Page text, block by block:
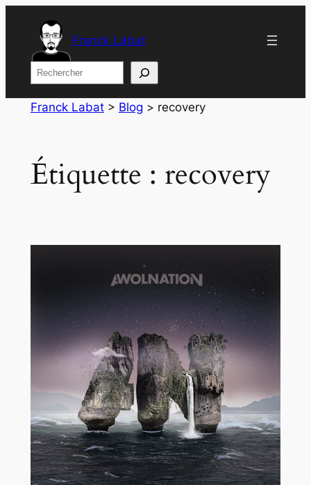
contenu
Franck Labat
Rechercher
Franck Labat> Blog > recovery
Étiquette : recovery